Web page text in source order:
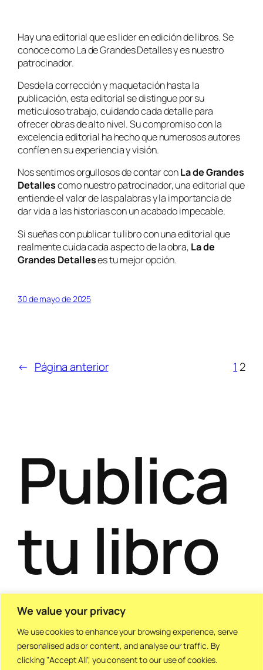
We value your privacy
We use cookies to enhance your browsing experience, serve
personalised ads or content, and analyse our traffic. By
clicking "Accept All", you consent to our use of cookies.
Hay una editorial que es lider en edición de libros. Se
conoce como La de Grandes Detalles y es nuestro
patrocinador.
Desde la corrección y maquetación hasta la
publicación, esta editorial se distingue por su
meticuloso trabajo, cuidando cada detalle para
ofrecer obras de alto nivel. Su compromiso con la
excelencia editorial ha hecho que numerosos autores
confíen en su experiencia y visión.
Nos sentimos orgullosos de contar conLa de Grandes
Detallescomo nuestro patrocinador, una editorial que
entiende el valor de las palabras y la importancia de
dar vida a las historias con un acabado impecable.
Si sueñas con publicar tu libro con una editorial que
realmente cuida cada aspecto de la obra, La de
Grandes Detalleses tu mejor opción.
30 de mayo de 2025
← Página anterior 1 2
Publica
tu libro
Con La de Grandes Detalles,